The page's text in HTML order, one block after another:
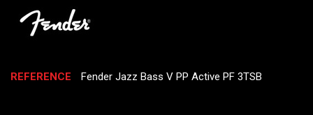
REFERENCE Fender Jazz Bass V PP Active PF 3TSB